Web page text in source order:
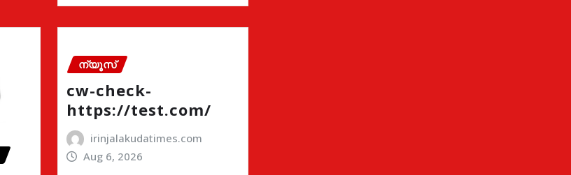
ന്യൂസ്
cw-check-
https://test.com/
irinjalakudatimes.com
Aug 6, 2026